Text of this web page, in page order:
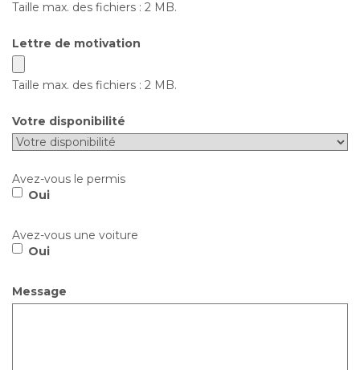
Taille max. des fichiers : 2 MB.
Lettre de motivation
Taille max. des fichiers : 2 MB.
Votre disponibilité
Avez-vous le permis
Oui
Avez-vous une voiture
Oui
Message